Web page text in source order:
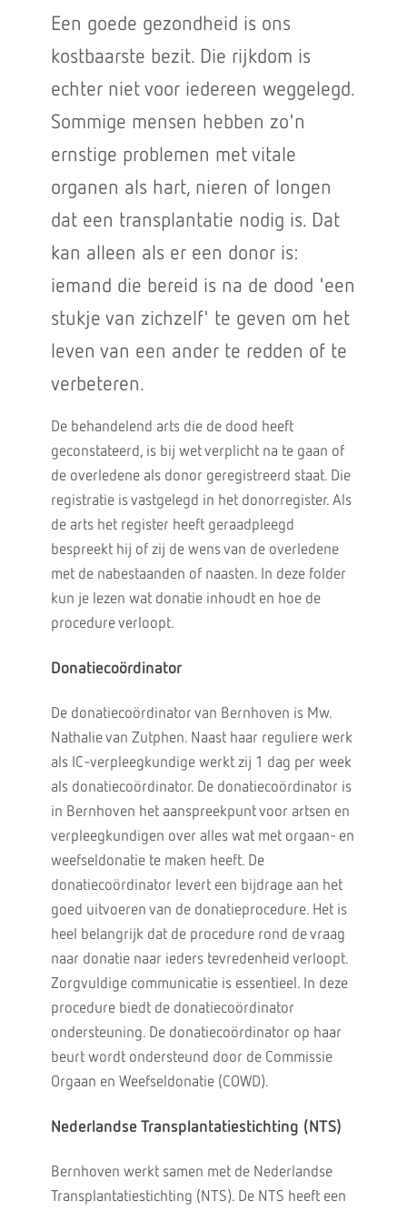
Een goede gezondheid is ons
kostbaarste bezit. Die rijkdom is
echter niet voor iedereen weggelegd.
Sommige mensen hebben zo'n
ernstige problemen met vitale
organen als hart, nieren of longen
dat een transplantatie nodig is. Dat
kan alleen als er een donor is:
iemand die bereid is na de dood 'een
stukje van zichzelf' te geven om het
leven van een ander te redden of te
verbeteren.
De behandelend arts die de dood heeft
geconstateerd, is bij wet verplicht na te gaan of
de overledene als donor geregistreerd staat. Die
registratie is vastgelegd in het donorregister. Als
de arts het register heeft geraadpleegd
bespreekt hij of zij de wens van de overledene
met de nabestaanden of naasten. In deze folder
kun je lezen wat donatie inhoudt en hoe de
procedure verloopt.
Donatiecoördinator
De donatiecoördinator van Bernhoven is Mw.
Nathalie van Zutphen. Naast haar reguliere werk
als IC-verpleegkundige werkt zij 1 dag per week
als donatiecoördinator. De donatiecoördinator is
in Bernhoven het aanspreekpunt voor artsen en
verpleegkundigen over alles wat met orgaan- en
weefseldonatie te maken heeft. De
donatiecoördinator levert een bijdrage aan het
goed uitvoeren van de donatieprocedure. Het is
heel belangrijk dat de procedure rond de vraag
naar donatie naar ieders tevredenheid verloopt.
Zorgvuldige communicatie is essentieel. In deze
procedure biedt de donatiecoördinator
ondersteuning. De donatiecoördinator op haar
beurt wordt ondersteund door de Commissie
Orgaan en Weefseldonatie (COWD).
Nederlandse Transplantatiestichting (NTS)
Bernhoven werkt samen met de Nederlandse
Transplantatiestichting (NTS). De NTS heeft een